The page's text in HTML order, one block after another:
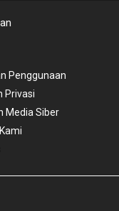
Penggunaan
Privasi
Media Siber